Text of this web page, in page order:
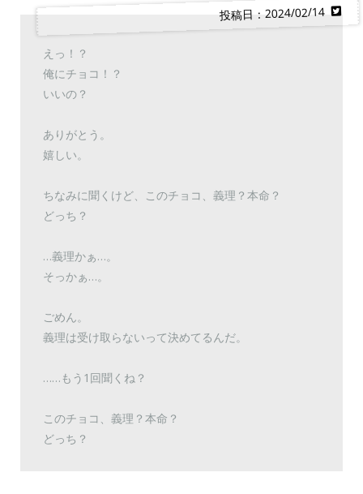
投稿日：2024/02/14
えっ！？
俺にチョコ！？
いいの？
ありがとう。
嬉しい。
ちなみに聞くけど、このチョコ、義理？本命？
どっち？
…義理かぁ…。
そっかぁ…。
ごめん。
義理は受け取らないって決めてるんだ。
……もう1回聞くね？
このチョコ、義理？本命？
どっち？